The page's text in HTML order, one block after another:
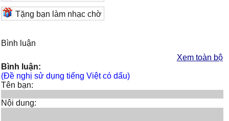
Tặng bạn làm nhạc chờ
Bình luận
Xem toàn bộ
Bình luận:
(Đề nghị sử dụng tiếng Việt có dấu)
Tên bạn:
Nội dung: